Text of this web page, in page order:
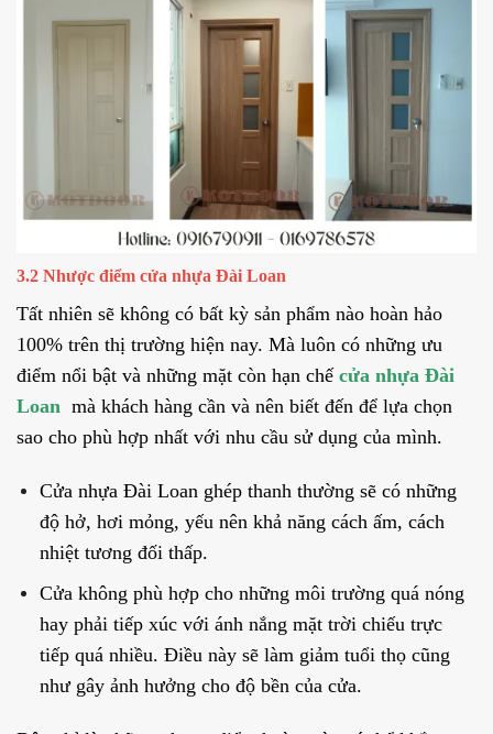
3.2 Nhược điểm cửa nhựa Đài Loan
Tất nhiên sẽ không có bất kỳ sản phẩm nào hoàn hảo
100% trên thị trường hiện nay. Mà luôn có những ưu
điểm nổi bật và những mặt còn hạn chế cửa nhựa Đài
Loan mà khách hàng cần và nên biết đến để lựa chọn
sao cho phù hợp nhất với nhu cầu sử dụng của mình.
Cửa nhựa Đài Loan ghép thanh thường sẽ có những
độ hở, hơi mỏng, yếu nên khả năng cách ấm, cách
nhiệt tương đối thấp.
Cửa không phù hợp cho những môi trường quá nóng
hay phải tiếp xúc với ánh nắng mặt trời chiếu trực
tiếp quá nhiều. Điều này sẽ làm giảm tuổi thọ cũng
như gây ảnh hưởng cho độ bền của cửa.